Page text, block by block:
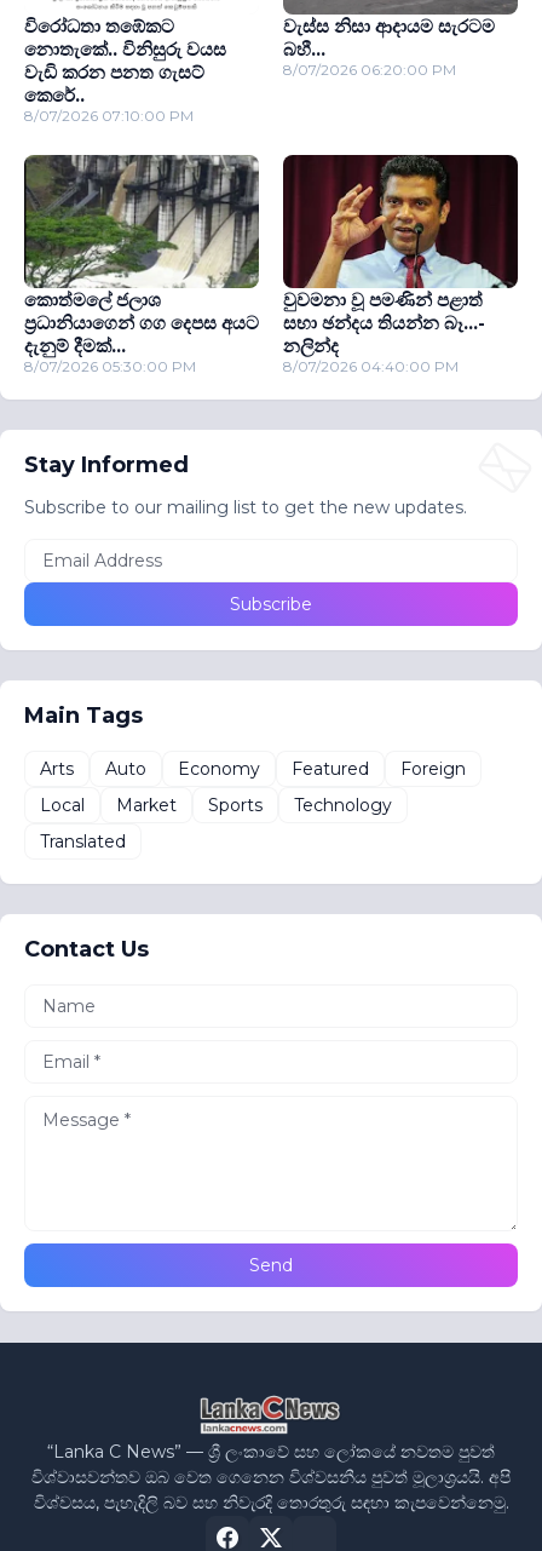
විරෝධතා තඹේකට
නොතැකේ.. විනිසුරු වයස
වැඩි කරන පනත ගැසට්
කෙරේ..
8/07/2026 07:10:00 PM
වැස්ස නිසා ආදායම සැරටම
බහී...
8/07/2026 06:20:00 PM
කොත්මලේ ජලාශ
ප‍්‍රධානියාගෙන් ගග දෙපස අයට
දැනුම් දීමක්...
8/07/2026 05:30:00 PM
වුවමනා වූ පමණින් පළාත්
සභා ඡන්දය තියන්න බෑ...-
නලින්ද
8/07/2026 04:40:00 PM
Stay Informed
Subscribe to our mailing list to get the new updates.
Main Tags
Arts Auto Economy Featured
Foreign
Local
Market Sports
Technology
Translated
Contact Us
“Lanka C News” — ශ්‍රී ලංකාවේ සහ ලෝකයේ නවතම පුවත්
විශ්වාසවන්තව ඔබ වෙත ගෙනෙන විශ්වසනීය පුවත් මූලාශ්‍රයයි. අපි
විශ්වසය, පැහැදිලි බව සහ නිවැරදි තොරතුරු සඳහා කැපවෙන්නෙමු.